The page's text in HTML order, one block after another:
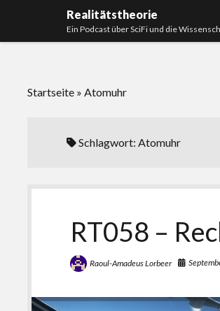
Realitätstheorie
Ein Podcast über SciFi und die
Startseite »Atomuhr
Schlagwort:Atomuhr
RT058 –
Raoul-Amadeus Lorbeer